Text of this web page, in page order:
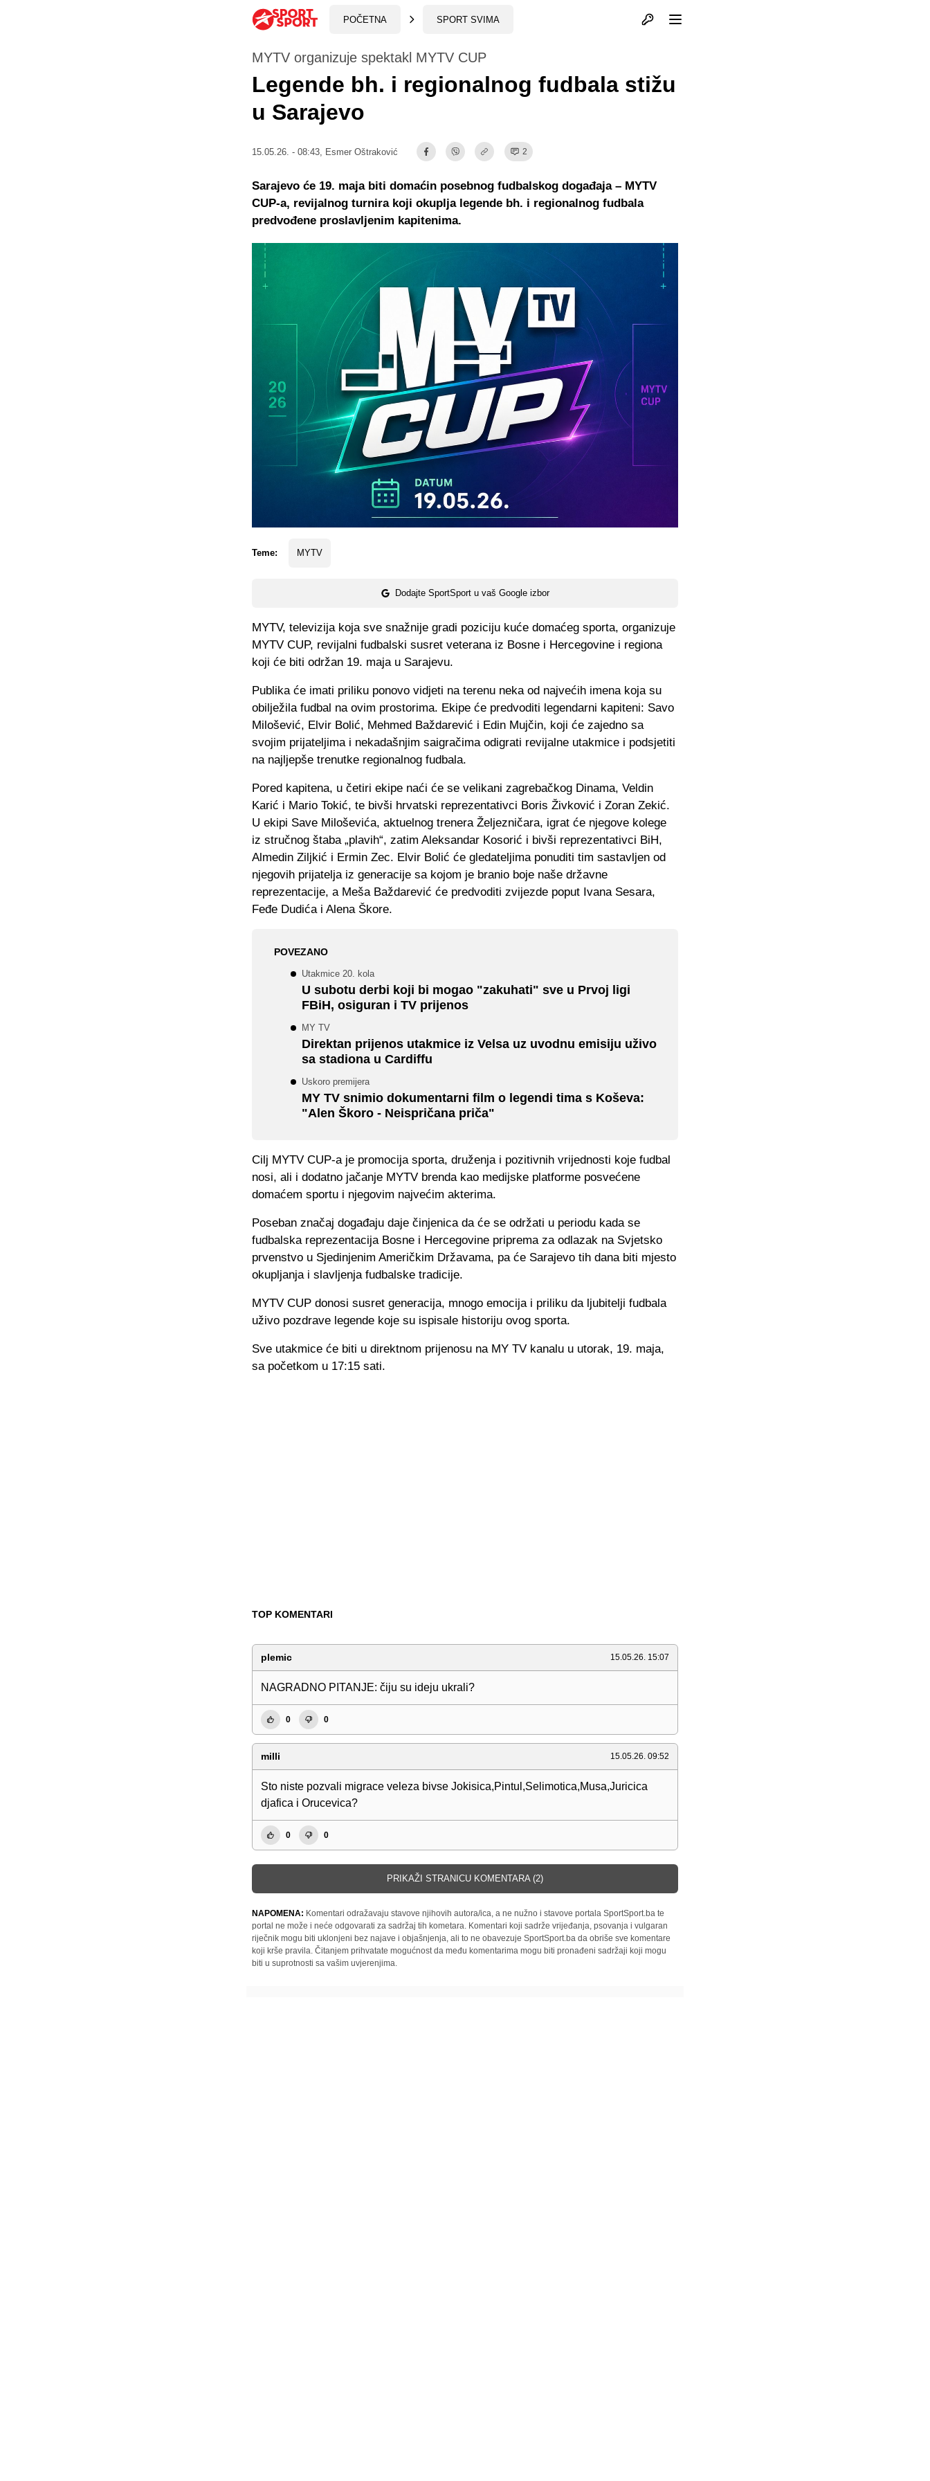
POČETNA SPORT SVIMA Otvori profil
MYTV organizuje spektakl MYTV CUP
Legende bh. i regionalnog fudbala stižu
u Sarajevo
15.05.26. - 08:43, Esmer Oštraković 2
Teme: MYTV
Dodajte SportSport u vaš Google izbor
Sarajevo će 19. maja biti domaćin posebnog fudbalskog događaja – MYTV
CUP-a, revijalnog turnira koji okuplja legende bh. i regionalnog fudbala
predvođene proslavljenim kapitenima.
MYTV, televizija koja sve snažnije gradi poziciju kuće domaćeg sporta, organizuje
MYTV CUP, revijalni fudbalski susret veterana iz Bosne i Hercegovine i regiona
koji će biti održan 19. maja u Sarajevu.
Publika će imati priliku ponovo vidjeti na terenu neka od najvećih imena koja su
obilježila fudbal na ovim prostorima. Ekipe će predvoditi legendarni kapiteni: Savo
Milošević, Elvir Bolić, Mehmed Baždarević i Edin Mujčin, koji će zajedno sa
svojim prijateljima i nekadašnjim saigračima odigrati revijalne utakmice i podsjetiti
na najljepše trenutke regionalnog fudbala.
Pored kapitena, u četiri ekipe naći će se velikani zagrebačkog Dinama, Veldin
Karić i Mario Tokić, te bivši hrvatski reprezentativci Boris Živković i Zoran Zekić.
U ekipi Save Miloševića, aktuelnog trenera Željezničara, igrat će njegove kolege
iz stručnog štaba „plavih“, zatim Aleksandar Kosorić i bivši reprezentativci BiH,
Almedin Ziljkić i Ermin Zec. Elvir Bolić će gledateljima ponuditi tim sastavljen od
njegovih prijatelja iz generacije sa kojom je branio boje naše državne
reprezentacije, a Meša Baždarević će predvoditi zvijezde poput Ivana Sesara,
Feđe Dudića i Alena Škore.
POVEZANO
Utakmice 20. kola
U subotu derbi koji bi mogao "zakuhati" sve u Prvoj ligi
FBiH, osiguran i TV prijenos
MY TV
Direktan prijenos utakmice iz Velsa uz uvodnu emisiju uživo
sa stadiona u Cardiffu
Uskoro premijera
MY TV snimio dokumentarni film o legendi tima s Koševa:
"Alen Škoro - Neispričana priča"
Cilj MYTV CUP-a je promocija sporta, druženja i pozitivnih vrijednosti koje fudbal
nosi, ali i dodatno jačanje MYTV brenda kao medijske platforme posvećene
domaćem sportu i njegovim najvećim akterima.
Poseban značaj događaju daje činjenica da će se održati u periodu kada se
fudbalska reprezentacija Bosne i Hercegovine priprema za odlazak na Svjetsko
prvenstvo u Sjedinjenim Američkim Državama, pa će Sarajevo tih dana biti mjesto
okupljanja i slavljenja fudbalske tradicije.
MYTV CUP donosi susret generacija, mnogo emocija i priliku da ljubitelji fudbala
uživo pozdrave legende koje su ispisale historiju ovog sporta.
Sve utakmice će biti u direktnom prijenosu na MY TV kanalu u utorak, 19. maja,
sa početkom u 17:15 sati.
TOP KOMENTARI
plemic 15.05.26. 15:07
NAGRADNO PITANJE: čiju su ideju ukrali?
0 0
milli 15.05.26. 09:52
Sto niste pozvali migrace veleza bivse Jokisica,Pintul,Selimotica,Musa,Juricica
djafica i Orucevica?
0 0
PRIKAŽI STRANICU KOMENTARA (2)
NAPOMENA: Komentari odražavaju stavove njihovih autora/ica, a ne nužno i stavove portala SportSport.ba te
portal ne može i neće odgovarati za sadržaj tih kometara. Komentari koji sadrže vrijeđanja, psovanja i vulgaran
riječnik mogu biti uklonjeni bez najave i objašnjenja, ali to ne obavezuje SportSport.ba da obriše sve komentare
koji krše pravila. Čitanjem prihvatate mogućnost da među komentarima mogu biti pronađeni sadržaji koji mogu
biti u suprotnosti sa vašim uvjerenjima.